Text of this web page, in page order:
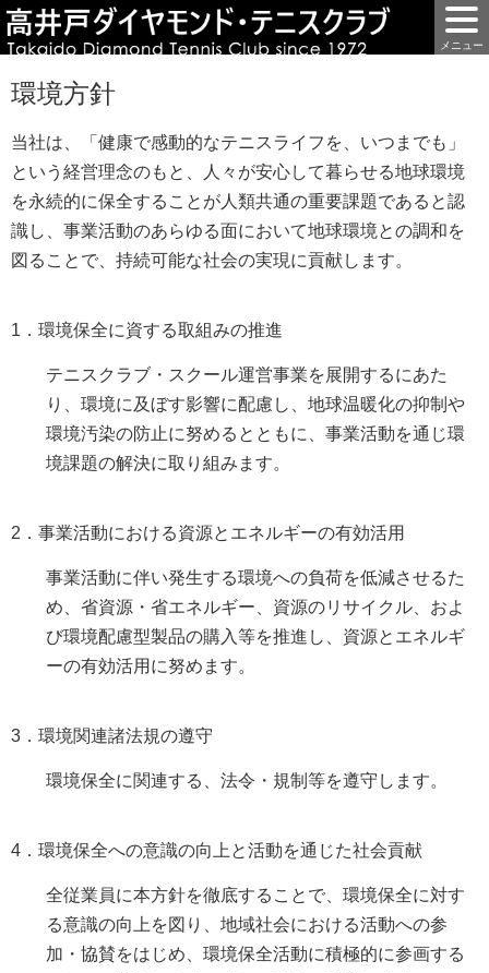
環境方針
当社は、「健康で感動的なテニスライフを、いつまでも」
という経営理念のもと、人々が安心して暮らせる地球環境
を永続的に保全することが人類共通の重要課題であると認
識し、事業活動のあらゆる面において地球環境との調和を
図ることで、持続可能な社会の実現に貢献します。
1．環境保全に資する取組みの推進
テニスクラブ・スクール運営事業を展開するにあた
り、環境に及ぼす影響に配慮し、地球温暖化の抑制や
環境汚染の防止に努めるとともに、事業活動を通じ環
境課題の解決に取り組みます。
2．事業活動における資源とエネルギーの有効活用
事業活動に伴い発生する環境への負荷を低減させるた
め、省資源・省エネルギー、資源のリサイクル、およ
び環境配慮型製品の購入等を推進し、資源とエネルギ
ーの有効活用に努めます。
3．環境関連諸法規の遵守
環境保全に関連する、法令・規制等を遵守します。
4．環境保全への意識の向上と活動を通じた社会貢献
全従業員に本方針を徹底することで、環境保全に対す
る意識の向上を図り、地域社会における活動への参
加・協賛をはじめ、環境保全活動に積極的に参画する